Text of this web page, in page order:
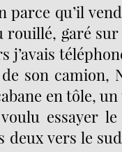
parce qu’il
rouillé, garé
j’avais
son camion,
en tôle,
essayer
deux vers le